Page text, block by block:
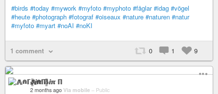
#birds #today #mywork #myfoto #myphoto #fåglar #idag #vögel
#heute #photograph #fotograf #oiseaux #nature #naturen #natur
#myfoto #myart #noAI #noKI
1 comment 0 1 9
⨇⋒ℾ╬ⅈℼ ℿ
2 months ago Via mobile – Public